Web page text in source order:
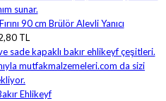
90 cm Brülör Alevli Yanıcı
TL
Ehlikeyf